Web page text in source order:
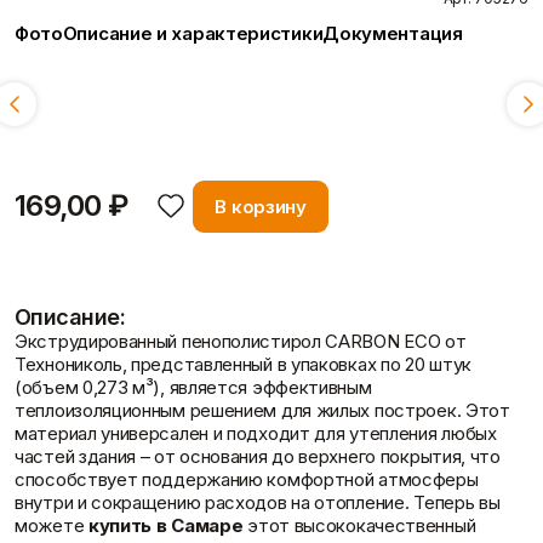
Герметик
Пленки/Мембраны
Пароизоляционные
потолка
Показать больше
Расходные
материалы
Мешки
Сетки/Стеклообои
Малярные ленты
Стеклообои/Флизелин
Вопрос-ответ
Статьи
ФотоОписание и характеристикиДокументация
169,00 ₽ В корзину
Описание:
Экструдированный пенополистирол CARВON ECO от
Технониколь, представленный в упаковках по 20 штук
(объем 0,273 м³), является эффективным
теплоизоляционным решением для жилых построек. Этот
материал универсален и подходит для утепления любых
частей здания – от основания до верхнего покрытия, что
способствует поддержанию комфортной атмосферы
внутри и сокращению расходов на отопление. Теперь вы
можете купить в Самаре этот высококачественный